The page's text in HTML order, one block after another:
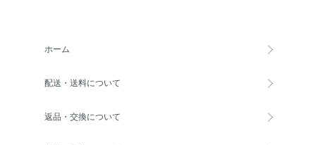
ホーム
配送・送料について
返品・交換について